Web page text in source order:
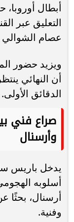
أبطال
التعليق عبر
عصام الشوالي
ويزيد حضور
أن النهائي
الدقائق الأولى.
صراع فني
وأرسنال
يدخل باريس
أسلوبه
أرسنال، بحثًا
وفنية.